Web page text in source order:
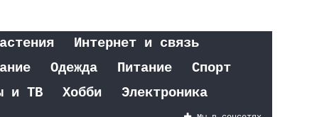
Интернет и связь
Одежда Питание
Спорт
и ТВ Хобби Электроника